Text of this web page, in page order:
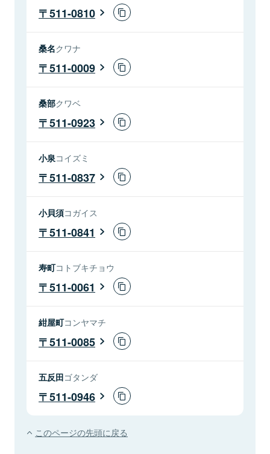
511-0810
桑名クワナ
511-0009
桑部クワベ
511-0923
小泉コイズミ
511-0837
小貝須コガイス
511-0841
寿町コトブキチョウ
511-0061
紺屋町コンヤマチ
511-0085
五反田ゴタンダ
511-0946
このページの先頭に戻る